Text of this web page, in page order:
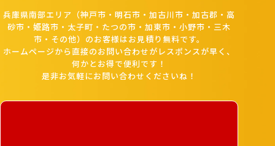
兵庫県南部エリア（神戸市・明石市・加古川市・加古郡・高
砂市・姫路市・太子町・たつの市・加東市・小野市・三木
市・その他）のお客様はお見積り無料です。
ホームページから直接のお問い合わせがレスポンスが早く、
何かとお得で便利です！
是非お気軽にお問い合わせくださいね！